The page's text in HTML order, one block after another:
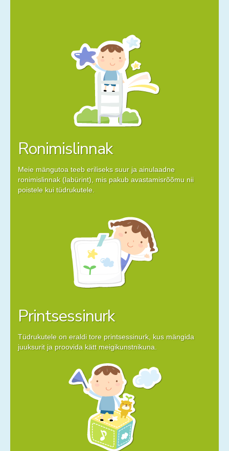
Ronimislinnak
Meie mängutoa teeb eriliseks suur ja ainulaadne
ronimislinnak (labürint), mis pakub avastamisrõõmu nii
poistele kui tüdrukutele.
Printsessinurk
Tüdrukutele on eraldi tore printsessinurk, kus mängida
juuksurit ja proovida kätt meigikunstnikuna.